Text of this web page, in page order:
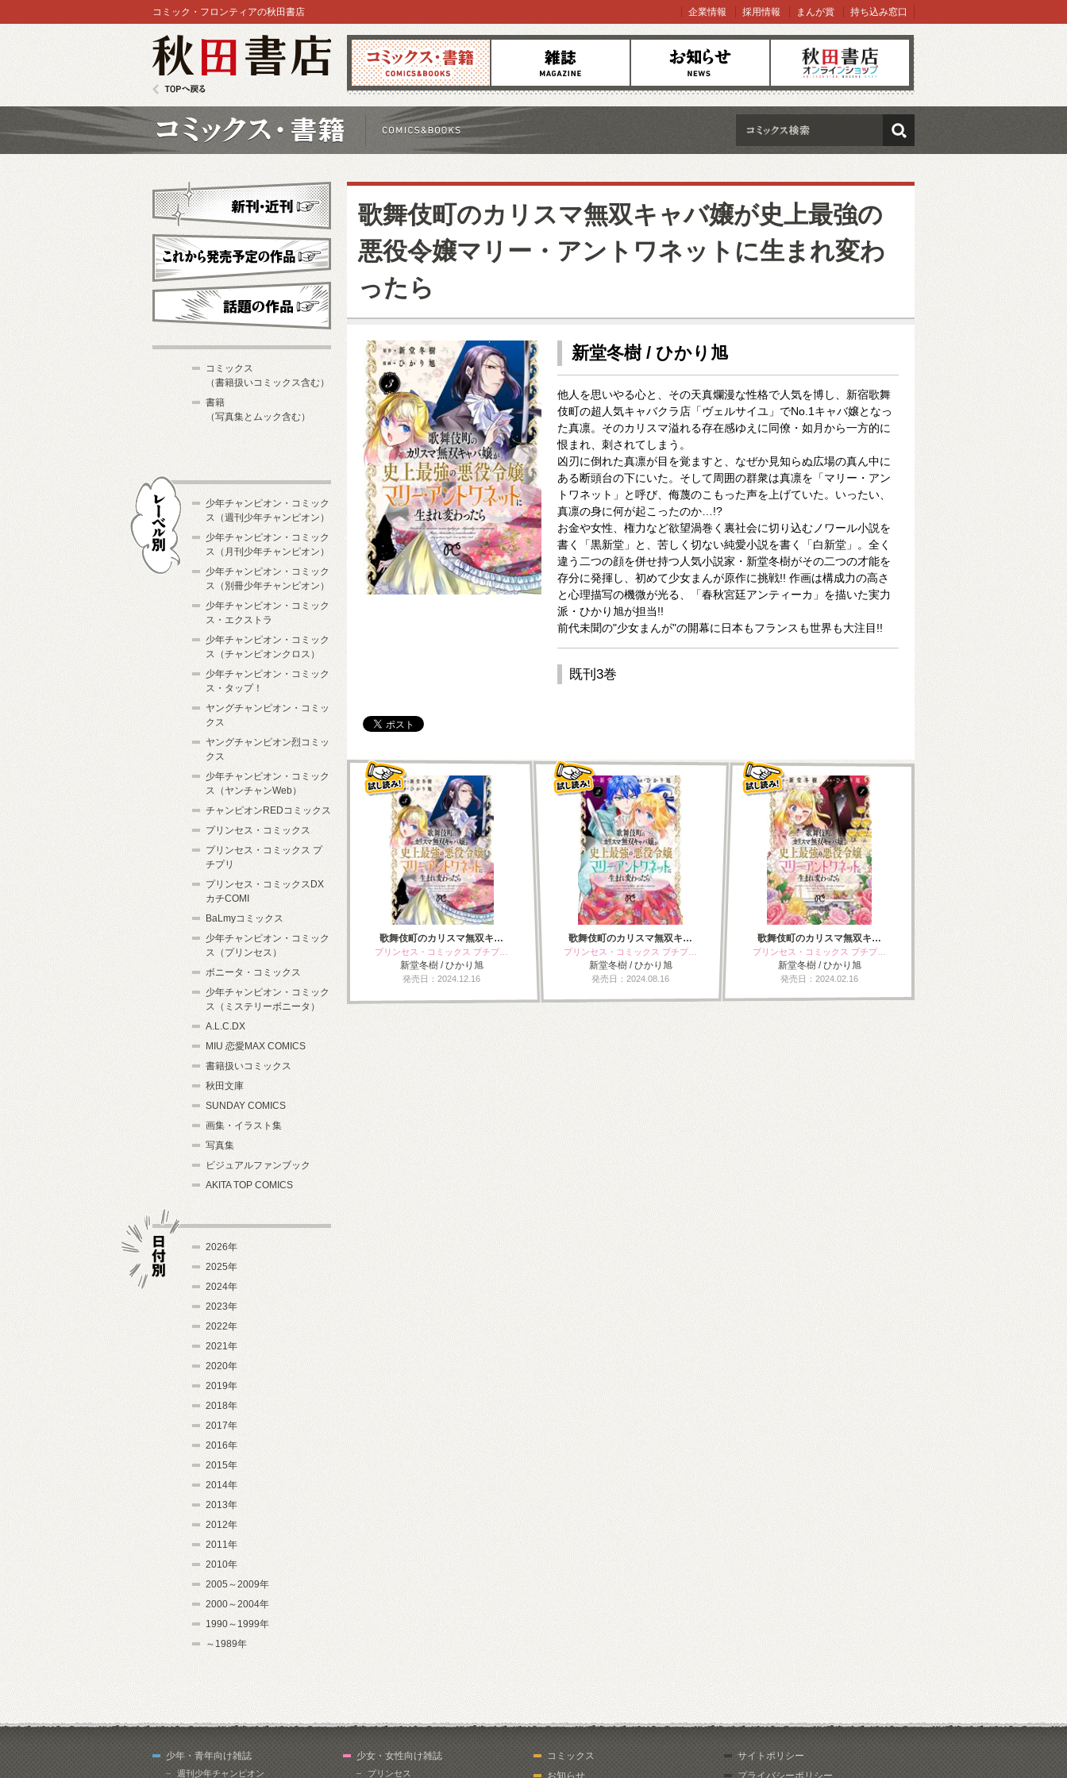
コミックス 雑誌 お知らせ オンラインショップ
コミック・フロンティアの秋田書店 企業情報 採用情報 まんが賞 持ち込み窓口
検索
歌舞伎町のカリスマ無双キャバ嬢が史上最強の
悪役令嬢マリー・アントワネットに生まれ変わ
ったら
新堂冬樹 / ひかり旭
他人を思いやる心と、その天真爛漫な性格で人気を博し、新宿歌舞
伎町の超人気キャバクラ店「ヴェルサイユ」でNo.1キャバ嬢となっ
た真凛。そのカリスマ溢れる存在感ゆえに同僚・如月から一方的に
恨まれ、刺されてしまう。
凶刃に倒れた真凛が目を覚ますと、なぜか見知らぬ広場の真ん中に
ある断頭台の下にいた。そして周囲の群衆は真凛を「マリー・アン
トワネット」と呼び、侮蔑のこもった声を上げていた。いったい、
真凛の身に何が起こったのか…!?
お金や女性、権力など欲望渦巻く裏社会に切り込むノワール小説を
書く「黒新堂」と、苦しく切ない純愛小説を書く「白新堂」。全く
違う二つの顔を併せ持つ人気小説家・新堂冬樹がその二つの才能を
存分に発揮し、初めて少女まんが原作に挑戦!! 作画は構成力の高さ
と心理描写の機微が光る、「春秋宮廷アンティーカ」を描いた実力
派・ひかり旭が担当!!
前代未聞の"少女まんが"の開幕に日本もフランスも世界も大注目!!
既刊3巻
歌舞伎町のカリスマ無双キ…
プリンセス・コミックス プチプ…
新堂冬樹 / ひかり旭
発売日：2024.12.16
歌舞伎町のカリスマ無双キ…
プリンセス・コミックス プチプ…
新堂冬樹 / ひかり旭
発売日：2024.08.16
歌舞伎町のカリスマ無双キ…
プリンセス・コミックス プチプ…
新堂冬樹 / ひかり旭
発売日：2024.02.16
新刊・近刊
これから発売予定
コミックス
（書籍扱いコミックス含む）
書籍
（写真集とムック含む）
少年チャンピオン・コミック
ス（週刊少年チャンピオン）
少年チャンピオン・コミック
ス（月刊少年チャンピオン）
少年チャンピオン・コミック
ス（別冊少年チャンピオン）
少年チャンピオン・コミック
ス・エクストラ
少年チャンピオン・コミック
ス（チャンピオンクロス）
少年チャンピオン・コミック
ス・タップ！
ヤングチャンピオン・コミッ
クス
ヤングチャンピオン烈コミッ
クス
少年チャンピオン・コミック
ス（ヤンチャンWeb）
チャンピオンREDコミックス
プリンセス・コミックス
プリンセス・コミックス プ
チプリ
プリンセス・コミックスDX
カチCOMI
BaLmyコミックス
少年チャンピオン・コミック
ス（プリンセス）
ボニータ・コミックス
少年チャンピオン・コミック
ス（ミステリーボニータ）
A.L.C.DX
MIU 恋愛MAX COMICS
書籍扱いコミックス
秋田文庫
SUNDAY COMICS
画集・イラスト集
写真集
ビジュアルファンブック
AKITA TOP COMICS
2026年
2025年
2024年
2023年
2022年
2021年
2020年
2019年
2018年
2017年
2016年
2015年
2014年
2013年
2012年
2011年
2010年
2005～2009年
2000～2004年
1990～1999年
～1989年
少年・青年向け雑誌
週刊少年チャンピオン
少女・女性向け雑誌
プリンセス
コミックス
お知らせ
サイトポリシー
プライバシーポリシー